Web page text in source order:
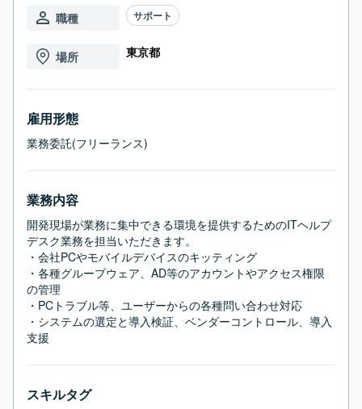
職種 サポート
場所 東京都
雇用形態
業務委託(フリーランス)
業務内容
開発現場が業務に集中できる環境を提供するためのITヘルプ
デスク業務を担当いただきます。
・会社PCやモバイルデバイスのキッティング
・各種グループウェア、AD等のアカウントやアクセス権限
の管理
・PCトラブル等、ユーザーからの各種問い合わせ対応
・システムの選定と導入検証、ベンダーコントロール、導入
支援
スキルタグ